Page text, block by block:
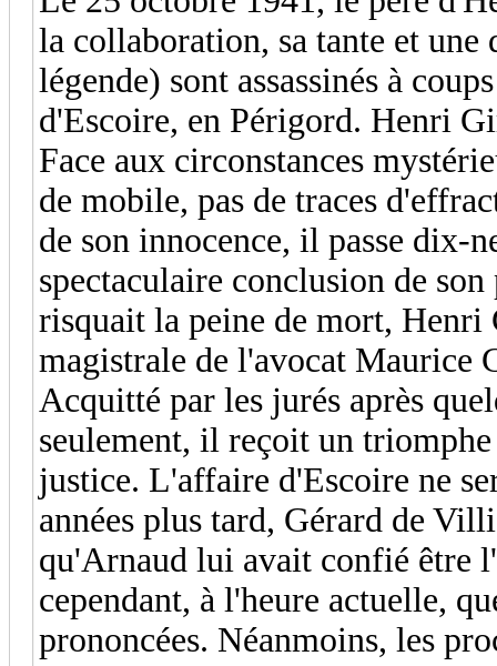
la collaboration, sa tante et
légende) sont assassinés à
d'Escoire, en Périgord. Henri
Face aux circonstances
de mobile, pas de traces
de son innocence, il passe dix-
spectaculaire conclusion de
risquait la peine de mort,
magistrale de l'avocat Maurice
Acquitté par les jurés après
seulement, il reçoit un
justice. L'affaire d'Escoire ne
années plus tard, Gérard de
qu'Arnaud lui avait confié être
cependant, à l'heure actuelle,
prononcées. Néanmoins, les